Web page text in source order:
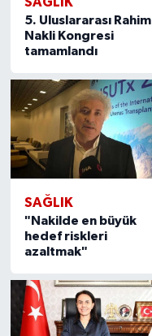
5. Uluslararası Rahim
Nakli Kongresi
tamamlandı
SAĞLIK
"Nakilde en büyük
hedef riskleri
azaltmak"